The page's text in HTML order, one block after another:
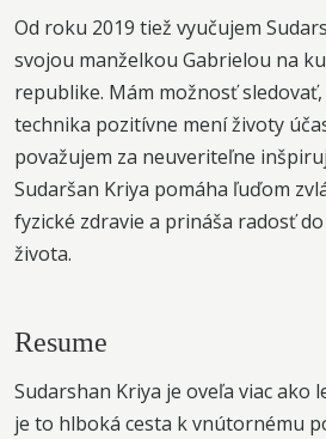
Od roku 2019 tiež vyučujem
svojou manželkou Gabrielou na
republike. Mám možnosť
technika pozitívne mení životy
považujem za neuveriteľne
Sudaršan Kriya pomáha ľuďom
fyzické zdravie a prináša radosť
života.
Resume
Sudarshan Kriya je oveľa viac ako
je to hlboká cesta k vnútornému